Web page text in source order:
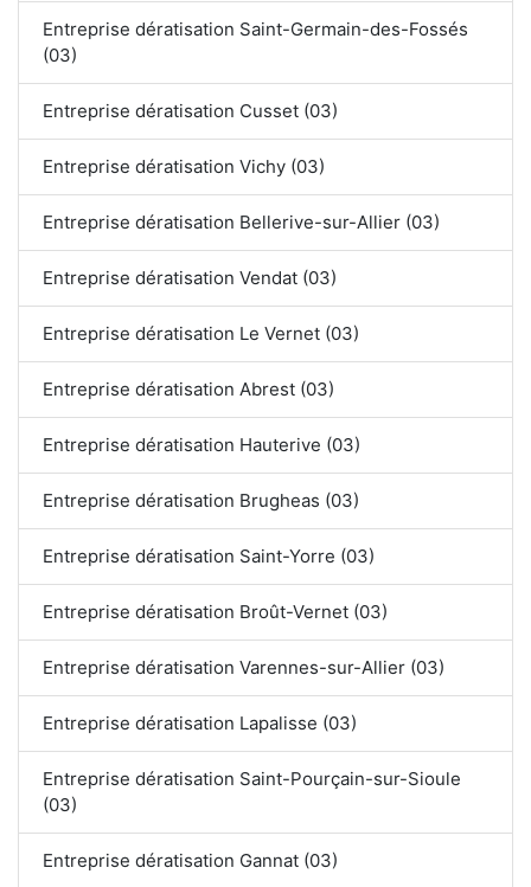
Entreprise dératisation Saint-Germain-des-Fossés
(03)
Entreprise dératisation Cusset (03)
Entreprise dératisation Vichy (03)
Entreprise dératisation Bellerive-sur-Allier (03)
Entreprise dératisation Vendat (03)
Entreprise dératisation Le Vernet (03)
Entreprise dératisation Abrest (03)
Entreprise dératisation Hauterive (03)
Entreprise dératisation Brugheas (03)
Entreprise dératisation Saint-Yorre (03)
Entreprise dératisation Broût-Vernet (03)
Entreprise dératisation Varennes-sur-Allier (03)
Entreprise dératisation Lapalisse (03)
Entreprise dératisation Saint-Pourçain-sur-Sioule
(03)
Entreprise dératisation Gannat (03)